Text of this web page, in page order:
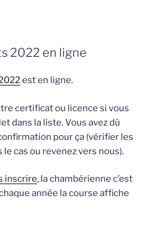
2022 en ligne
est en ligne.
certificat ou licence si vous
dans la liste. Vous avez dû
pour ça (vérifier les
le cas ou revenez vers nous).
inscrire, la chambérienne c’est
année la course affiche